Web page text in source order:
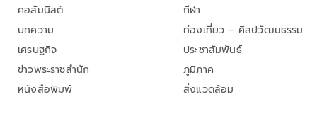
คอลัมนิสต์
บทความ
เศรษฐกิจ
ข่าวพระราชสำนัก
หนังสือพิมพ์
กีฬา
ท่องเที่ยว – ศิลปวัฒนธรรม
ประชาสัมพันธ์
ภูมิภาค
สิ่งแวดล้อม